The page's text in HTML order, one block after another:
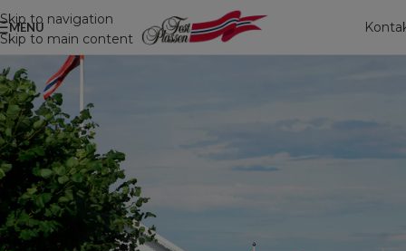
Skip to navigation
Skip to main content
MENU